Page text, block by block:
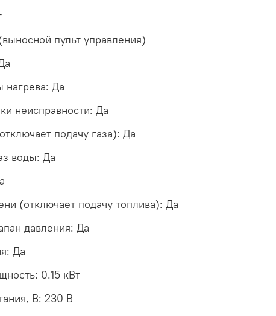
пульт управления)
нагрева: Да
неисправности: Да
подачу газа): Да
воды: Да
(отключает подачу топлива): Да
давления: Да
Да
0.15 кВт
В: 230 В